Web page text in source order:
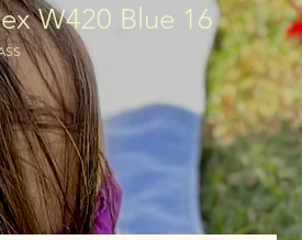
W420 Blue 16